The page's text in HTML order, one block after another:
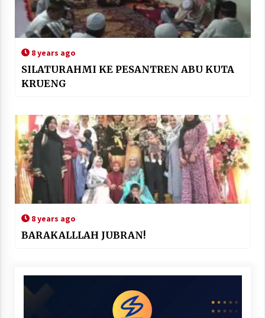
8 years ago
SILATURAHMI KE PESANTREN ABU KUTA
KRUENG
8 years ago
BARAKALLLAH JUBRAN!